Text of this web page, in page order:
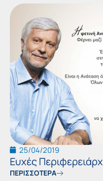
25/04/2019
Ευχές
ΠΕΡΙΣΣΟΤΕΡΑ